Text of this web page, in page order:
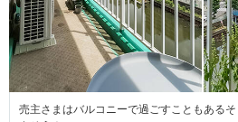
売主さまはバルコニーで過ごすこともある